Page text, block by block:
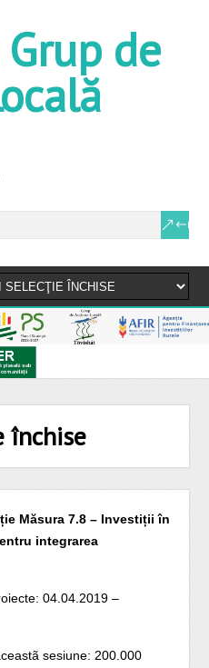
de
închise
Măsura 7.8 – Investiții în
integrarea
04.04.2019 –
sesiune: 200.000